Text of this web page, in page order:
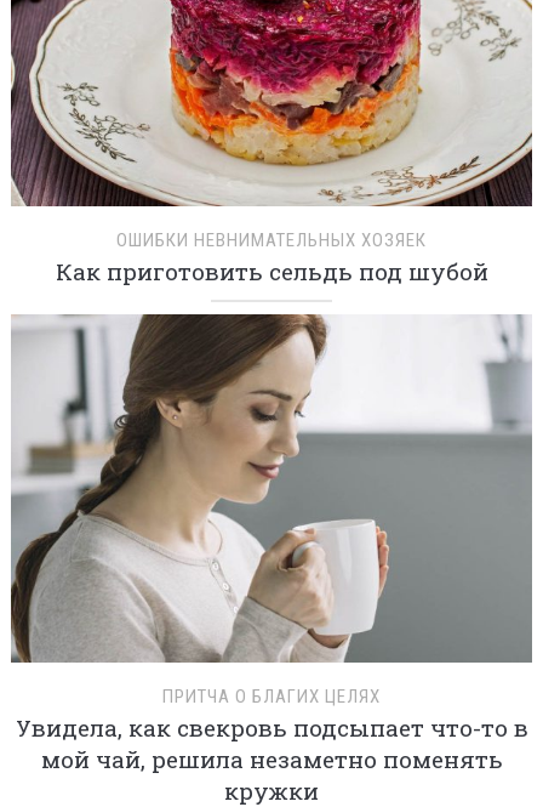
ОШИБКИ НЕВНИМАТЕЛЬНЫХ ХОЗЯЕК
Как приготовить сельдь под шубой
ПРИТЧА О БЛАГИХ ЦЕЛЯХ
Увидела, как свекровь подсыпает что-то в
мой чай, решила незаметно поменять
кружки